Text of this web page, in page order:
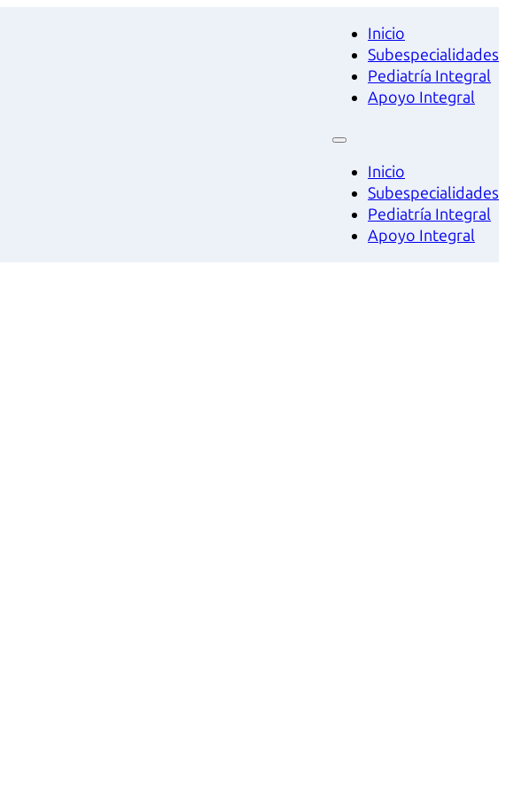
Inicio
Subespecialidades
Pediatría Integral
Apoyo Integral
Inicio
Subespecialidades
Pediatría Integral
Apoyo Integral